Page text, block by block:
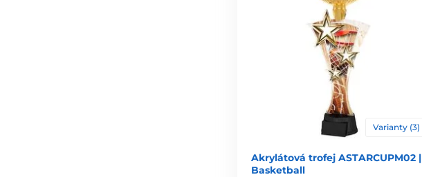
Varianty (3)
Akrylátová trofej ASTARCUPM02 |
Basketball